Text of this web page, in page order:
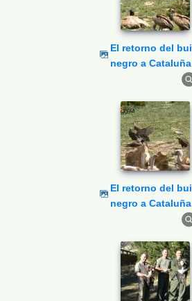
El retorno del buitre
negro a Cataluña
El retorno del buitre
negro a Cataluña